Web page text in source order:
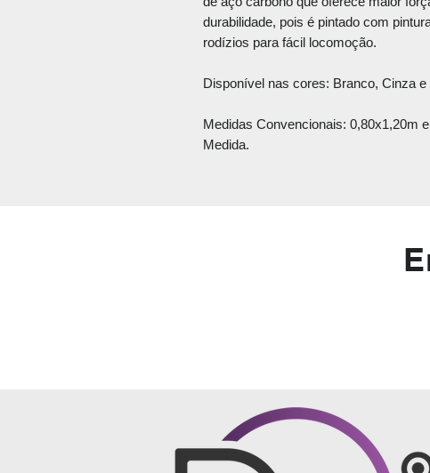
durabilidade, pois é pintado com
rodízios para fácil locomoção.
Disponível nas cores: Branco, Cinza
Medidas Convencionais: 0,80x1,20m
Medida.